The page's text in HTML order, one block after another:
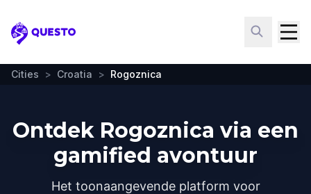
Questo
Cities > Croatia > Rogoznica
Ontdek Rogoznica via een
gamified avontuur
Het toonaangevende platform voor